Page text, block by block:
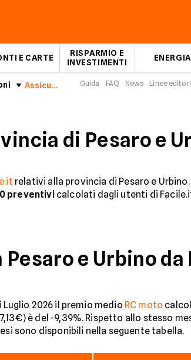
E CARTE
RISPARMIO E
INVESTIMENTI
ENERGIA
Assicurazioni Moto in provincia di Pesaro e Urbino: Luglio 2026 Guida FAQ News Linee
di Pesaro e
relativi alla provincia di Pesaro e
preventivicalcolati dagli utenti di
e Urbino da
2026 il premio medio RC moto
è del -9,39%. Rispetto allo stesso
sono disponibili nella seguente tabella.